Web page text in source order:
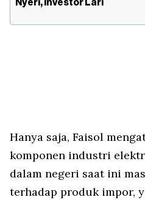
Nyeri, Investor Lari
Hanya saja, Faisol
komponen industri
dalam negeri saat ini
terhadap produk impor,